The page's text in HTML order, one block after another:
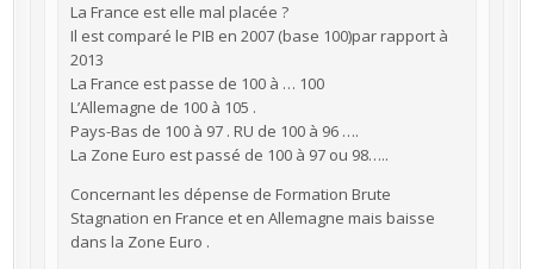
La France est elle mal placée ?
Il est comparé le PIB en 2007 (base 100)par rapport à
2013
La France est passe de 100 à … 100
L’Allemagne de 100 à 105 .
Pays-Bas de 100 à 97 . RU de 100 à 96 ….
La Zone Euro est passé de 100 à 97 ou 98…..
Concernant les dépense de Formation Brute
Stagnation en France et en Allemagne mais baisse
dans la Zone Euro .